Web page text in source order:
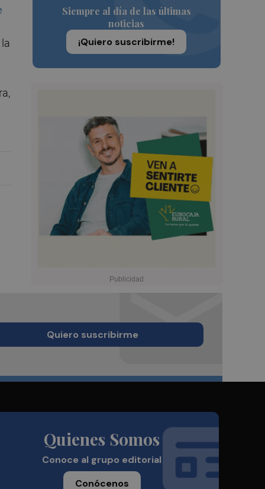
Siempre al día de las últimas
noticias
¡Quiero suscribirme!
Quiero suscribirme
Quienes Somos
Conoce al grupo editorial
Conócenos